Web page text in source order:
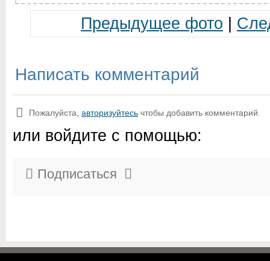
Предыдущее фото
Написать комментарий
Пожалуйста, авторизуйтесь чтобы добавить комментарий.
или войдите с помощью:
Подписаться